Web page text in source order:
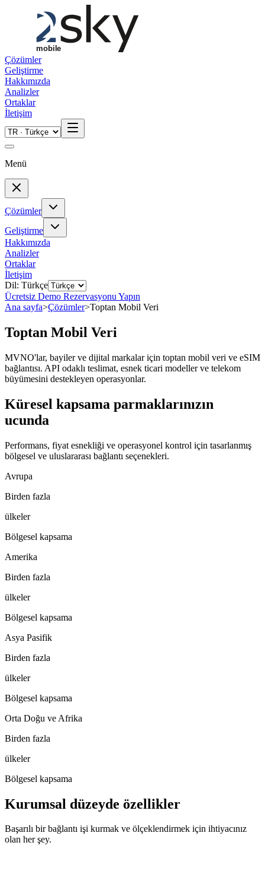
Skip to main content
Çözümler
Geliştirme
Hakkımızda
Analizler
Ortaklar
İletişim
Menü
Çözümler
Geliştirme
Hakkımızda
Analizler
Ortaklar
İletişim
Dil: Türkçe
Ücretsiz Demo Rezervasyonu Yapın
Ana sayfa>Çözümler>Toptan Mobil Veri
Toptan Mobil Veri
MVNO'lar, bayiler ve dijital markalar için toptan mobil veri ve eSIM
bağlantısı. API odaklı teslimat, esnek ticari modeller ve telekom
büyümesini destekleyen operasyonlar.
Küresel kapsama parmaklarınızın
ucunda
Performans, fiyat esnekliği ve operasyonel kontrol için tasarlanmış
bölgesel ve uluslararası bağlantı seçenekleri.
Avrupa
Birden fazla
ülkeler
Bölgesel kapsama
Amerika
Birden fazla
ülkeler
Bölgesel kapsama
Asya Pasifik
Birden fazla
ülkeler
Bölgesel kapsama
Orta Doğu ve Afrika
Birden fazla
ülkeler
Bölgesel kapsama
Kurumsal düzeyde özellikler
Başarılı bir bağlantı işi kurmak ve ölçeklendirmek için ihtiyacınız
olan her şey.